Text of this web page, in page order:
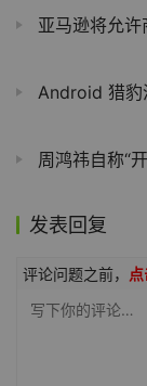
亚马逊将允
Android 猎豹
周鸿祎自称“
发表回复
评论问题之前，